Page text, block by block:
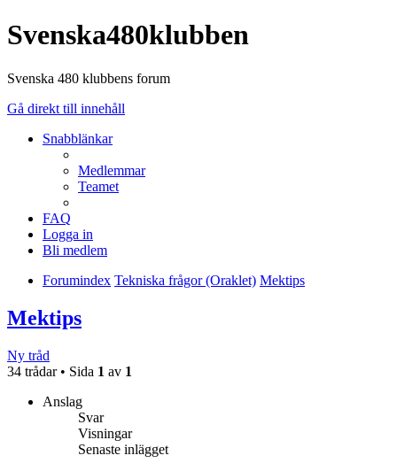
Svenska480klubben
Svenska 480 klubbens forum
Gå direkt till innehåll
Snabblänkar
Medlemmar
Teamet
FAQ
Logga in
Bli medlem
Forumindex Tekniska frågor (Oraklet) Mektips
Mektips
Ny tråd
34 trådar • Sida 1 av 1
Anslag
Svar
Visningar
Senaste inlägget